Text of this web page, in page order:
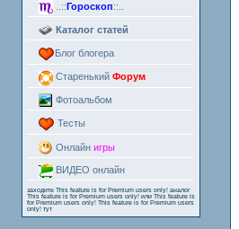
..:: Гороскоп::..
Каталог статей
Блог блогера
Старенький Форум
Фотоальбом
Тесты
Онлайн игры
ВИДЕО онлайн
заходите This feature is for Premium users only! аналог
This feature is for Premium users only! или This feature is
for Premium users only! This feature is for Premium users
only! тут